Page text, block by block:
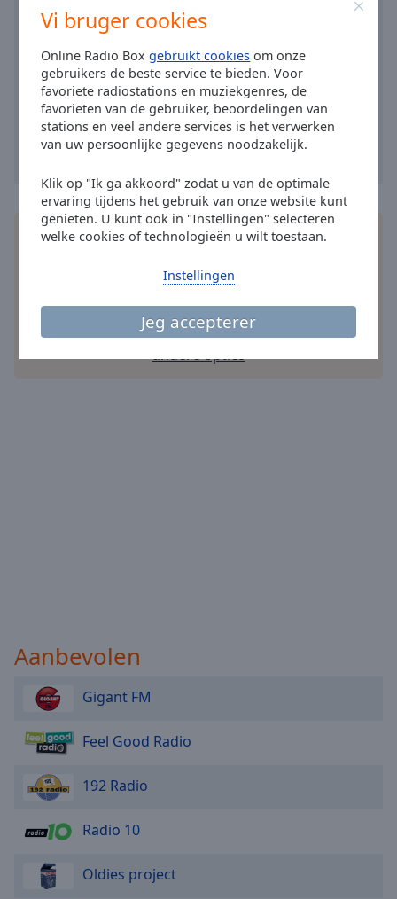
Vi bruger cookies
Online Radio Boxgebruikt cookies om onze
gebruikers de beste service te bieden. Voor
favoriete radiostations en muziekgenres, de
favorieten van de gebruiker, beoordelingen van
stations en veel andere services is het verwerken
van uw persoonlijke gegevens noodzakelijk.
Klik op "Ik ga akkoord" zodat u van de optimale
ervaring tijdens het gebruik van onze website kunt
genieten. U kunt ook in "Instellingen" selecteren
welke cookies of technologieën u wilt toestaan.
Jeg accepterer
Instellingen
Background
Opacity
Family
Installeer de gratis Online Radio Boxapplicatie
radiozenders – waar je ook bent!
andere opties
Aanbevolen
Gigant FM
Feel Good Radio
192 Radio
Radio 10
Oldies project